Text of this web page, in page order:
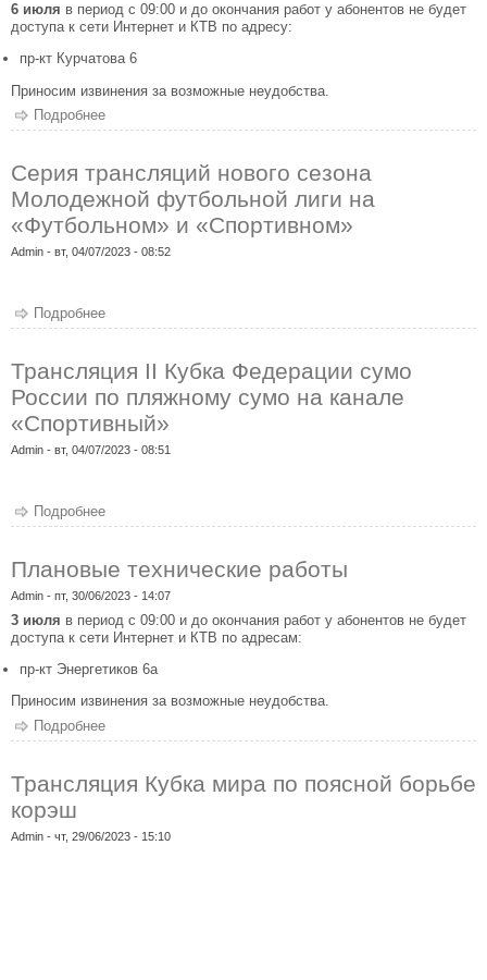
6 июля в период с 09:00 и до окончания работ у абонентов не будет
доступа к сети Интернет и КТВ по адресу:
пр-кт Курчатова 6
Приносим извинения за возможные неудобства.
Подробнее
Серия трансляций нового сезона
Молодежной футбольной лиги на
«Футбольном» и «Спортивном»
Admin - вт, 04/07/2023 - 08:52
Подробнее
футбольной лиги на «Футбольном» и «Спортивном»
Трансляция II Кубка Федерации сумо
России по пляжному сумо на канале
«Спортивный»
Admin - вт, 04/07/2023 - 08:51
Подробнее
пляжному сумо на канале «Спортивный»
Плановые технические работы
Admin - пт, 30/06/2023 - 14:07
3 июля в период с 09:00 и до окончания работ у абонентов не будет
доступа к сети Интернет и КТВ по адресам:
пр-кт Энергетиков 6а
Приносим извинения за возможные неудобства.
Подробнее
Трансляция Кубка мира по поясной борьбе
корэш
Admin - чт, 29/06/2023 - 15:10